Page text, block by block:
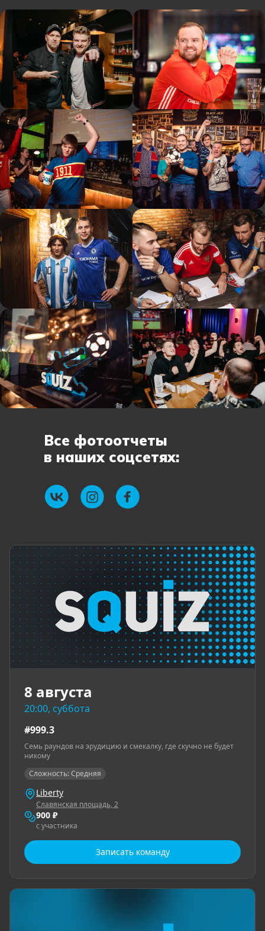
Все фотоотчеты
в наших соцсетях:
8 августа
20:00, суббота
#999.3
Семь раундов на эрудицию и смекалку, где скучно не будет
никому
Сложность: Средняя
Liberty
Славянская площадь, 2
900 ₽
с участника
Записать команду